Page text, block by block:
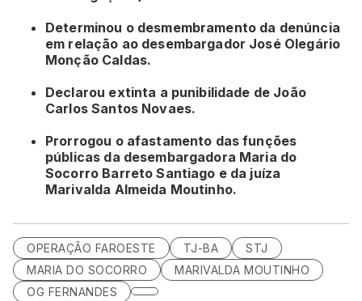
Determinou o desmembramento da denúncia
em relação ao desembargador José Olegário
Monção Caldas.
Declarou extinta a punibilidade de João
Carlos Santos Novaes.
Prorrogou o afastamento das funções
públicas da desembargadora Maria do
Socorro Barreto Santiago e da juíza
Marivalda Almeida Moutinho.
OPERAÇÃO FAROESTE TJ-BA
STJ
MARIA DO SOCORRO
MARIVALDA MOUTINHO
OG FERNANDES